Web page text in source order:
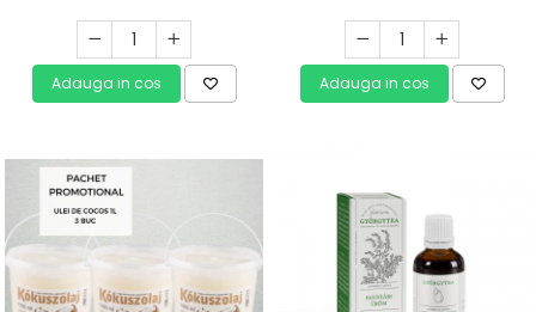
Adauga in cos Adauga in cos